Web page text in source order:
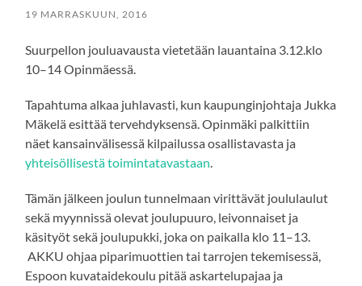
19 MARRASKUUN, 2016
Suurpellon jouluavausta vietetään lauantaina 3.12.klo
10–14 Opinmäessä.
Tapahtuma alkaa juhlavasti, kun kaupunginjohtaja Jukka
Mäkelä esittää tervehdyksensä. Opinmäki palkittiin
näet kansainvälisessä kilpailussa osallistavasta ja
yhteisöllisestä toimintatavastaan.
Tämän jälkeen joulun tunnelmaan virittävät joululaulut
sekä myynnissä olevat joulupuuro, leivonnaiset ja
käsityöt sekä joulupukki, joka on paikalla klo 11–13.
AKKU ohjaa piparimuottien tai tarrojen tekemisessä,
Espoon kuvataidekoulu pitää askartelupajaa ja